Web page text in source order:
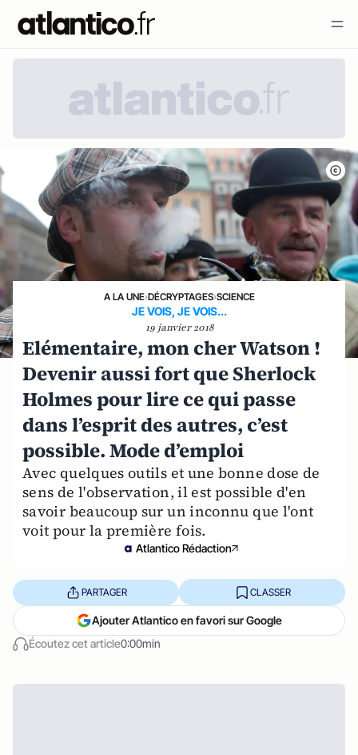
A LA UNE›DÉCRYPTAGES›SCIENCE
JE VOIS, JE VOIS...
19 janvier 2018
Elémentaire, mon cher Watson !
Devenir aussi fort que Sherlock
Holmes pour lire ce qui passe
dans l’esprit des autres, c’est
possible. Mode d’emploi
Avec quelques outils et une bonne dose de
sens de l'observation, il est possible d'en
savoir beaucoup sur un inconnu que l'ont
voit pour la première fois.
Atlantico Rédaction
Écoutez cet article0:00min
PARTAGER CLASSER
Ajouter Atlantico en favori sur Google